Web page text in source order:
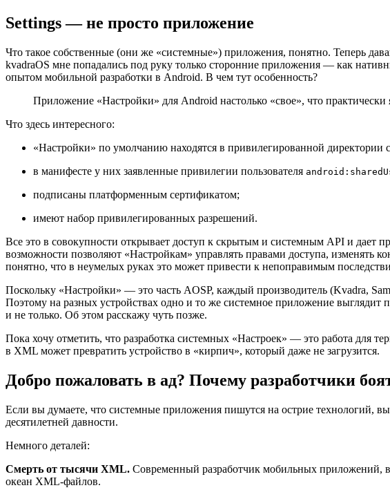
Settings — не просто приложение
Что такое собственные (они же «системные») приложения, понятно. Теперь
kvadraOS мне попадались под руку только сторонние приложения — как
опытом мобильной разработки в Android. В чем тут особенность?
Приложение «Настройки» для Android настолько «свое», что
Что здесь интересного:
«Настройки» по умолчанию находятся в привилегированной директории
в манифесте у них заявленные привилегии пользователя
подписаны платформенным сертификатом;
имеют набор привилегированных разрешений.
Все это в совокупности открывает доступ к скрытым и системным API и дает
возможности позволяют «Настройкам» управлять правами доступа, изменять
понятно, что в неумелых руках это может привести к непоправимым
Поскольку «Настройки» — это часть AOSP, каждый производитель (Kvadra,
Поэтому на разных устройствах одно и то же системное приложение
и не только. Об этом расскажу чуть позже.
Пока хочу отметить, что разработка системных «Настроек» — это работа для
в XML может превратить устройство в «кирпич», который даже не загрузится.
Добро пожаловать в ад? Почему разработчики
Если вы думаете, что системные приложения пишутся на острие технологий,
десятилетней давности.
Немного деталей:
Смерть от тысячи XML. Современный разработчик мобильных приложений,
океан XML-файлов.